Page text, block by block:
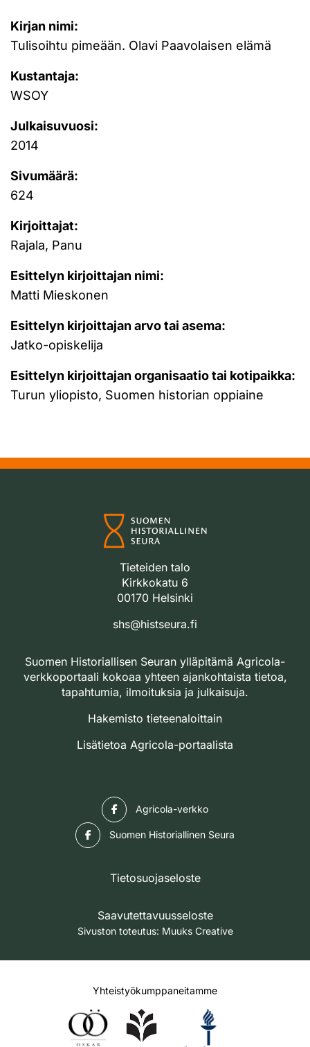
Kirjan nimi:
Tulisoihtu pimeään. Olavi Paavolaisen elämä
Kustantaja:
WSOY
Julkaisuvuosi:
2014
Sivumäärä:
624
Kirjoittajat:
Rajala, Panu
Esittelyn kirjoittajan nimi:
Matti Mieskonen
Esittelyn kirjoittajan arvo tai asema:
Jatko-opiskelija
Esittelyn kirjoittajan organisaatio tai kotipaikka:
Turun yliopisto, Suomen historian oppiaine
Tieteiden talo
Kirkkokatu 6
00170 Helsinki
shs@histseura.fi
Suomen Historiallisen Seuran ylläpitämä Agricola-
verkkoportaali kokoaa yhteen ajankohtaista tietoa,
tapahtumia, ilmoituksia ja julkaisuja.
Hakemisto tieteenaloittain
Lisätietoa Agricola-portaalista
Agricola-verkko
Suomen Historiallinen Seura
Tietosuojaseloste
Saavutettavuusseloste
Sivuston toteutus: Muuks Creative
Yhteistyökumppaneitamme